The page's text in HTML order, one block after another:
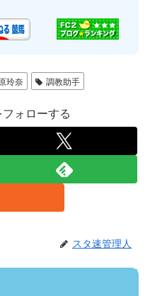
玲奈 調教助手
ォローする
スタ速管理人